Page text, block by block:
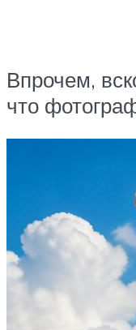
Впрочем,
что